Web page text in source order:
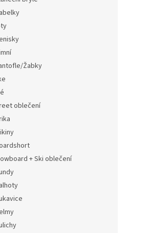
Žabky
oblečení
+ Ski oblečení